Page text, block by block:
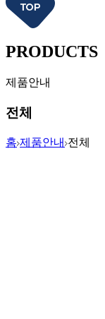
PRODUCTS
제품안내
전체
홈 제품안내 전체